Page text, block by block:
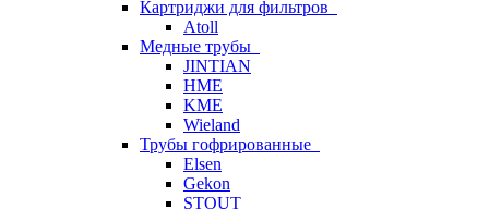
Картриджи для фильтров
Atoll
Медные трубы
JINTIAN
HME
KME
Wieland
Трубы гофрированные
Elsen
Gekon
STOUT